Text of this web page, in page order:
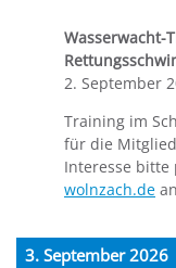
Wasserwacht-
2. September
Training im
für die
Interesse bitte
wolnzach.de
3. September 2026